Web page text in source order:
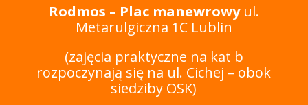
Rodmos – Plac manewrowyul.
Metarulgiczna 1C Lublin
(zajęcia praktyczne na kat b
rozpoczynają się na ul. Cichej – obok
siedziby OSK)